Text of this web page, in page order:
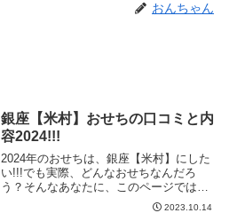
おんちゃん
銀座【米村】おせちの口コミと内
容2024!!!
2024年のおせちは、銀座【米村】にした
い!!!でも実際、どんなおせちなんだろ
う？そんなあなたに、このページでは銀
座【米村】のおせちの内容と口コミを紹
介♪銀座【米村】おせちの口コミと内容
2023.10.14